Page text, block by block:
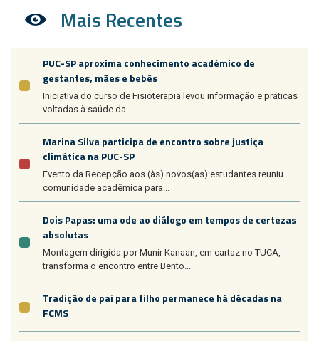
Mais Recentes
PUC-SP aproxima conhecimento acadêmico de
gestantes, mães e bebês
Iniciativa do curso de Fisioterapia levou informação e práticas
voltadas à saúde da...
Marina Silva participa de encontro sobre justiça
climática na PUC-SP
Evento da Recepção aos (às) novos(as) estudantes reuniu
comunidade acadêmica para...
Dois Papas: uma ode ao diálogo em tempos de certezas
absolutas
Montagem dirigida por Munir Kanaan, em cartaz no TUCA,
transforma o encontro entre Bento...
Tradição de pai para filho permanece há décadas na
FCMS